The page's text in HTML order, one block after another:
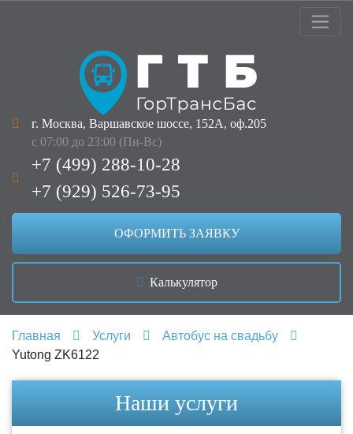
г. Москва, Варшавское шоссе, 152А, оф.205
с 07:00 до 23:00 (Пн-Вс)
+7 (499) 288-10-28
+7 (929) 526-73-95
ОФОРМИТЬ ЗАЯВКУ
Калькулятор
Главная Услуги
Автобус на свадьбу
Yutong ZK6122
Наши услуги